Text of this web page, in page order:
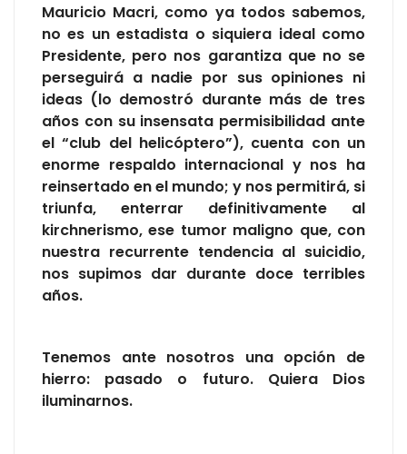
Mauricio Macri, como ya todos sabemos,
no es un estadista o siquiera ideal como
Presidente, pero nos garantiza que no se
perseguirá a nadie por sus opiniones ni
ideas (lo demostró durante más de tres
años con su insensata permisibilidad ante
el “club del helicóptero”), cuenta con un
enorme respaldo internacional y nos ha
reinsertado en el mundo; y nos permitirá, si
triunfa, enterrar definitivamente al
kirchnerismo, ese tumor maligno que, con
nuestra recurrente tendencia al suicidio,
nos supimos dar durante doce terribles
años.
Tenemos ante nosotros una opción de
hierro: pasado o futuro. Quiera Dios
iluminarnos.